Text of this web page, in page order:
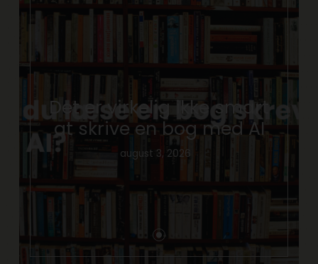
Det er virkelig ikke smart
at skrive en bog med AI
august 3, 2026